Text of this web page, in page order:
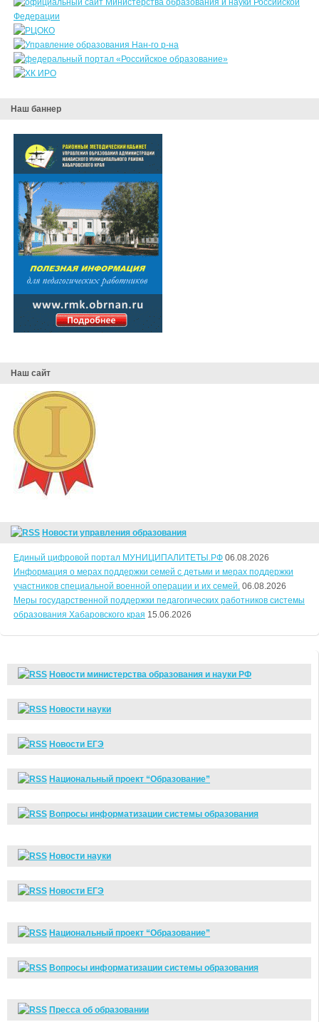
Наш баннер
Наш сайт
Новости управления образования
Единый цифровой портал МУНИЦИПАЛИТЕТЫ.РФ 06.08.2026
Информация о мерах поддержки семей с детьми и мерах поддержки
участников специальной военной операции и их семей. 06.08.2026
Меры государственной поддержки педагогических работников системы
образования Хабаровского края 15.06.2026
Новости министерства образования и науки РФ
Новости науки
Новости ЕГЭ
Национальный проект “Образование”
Вопросы информатизации системы образования
Новости науки
Новости ЕГЭ
Национальный проект “Образование”
Вопросы информатизации системы образования
Пресса об образовании